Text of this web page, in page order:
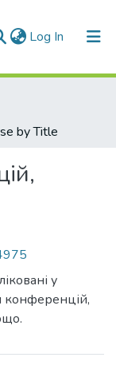
Log In (current)
by Title
у
конференцій,